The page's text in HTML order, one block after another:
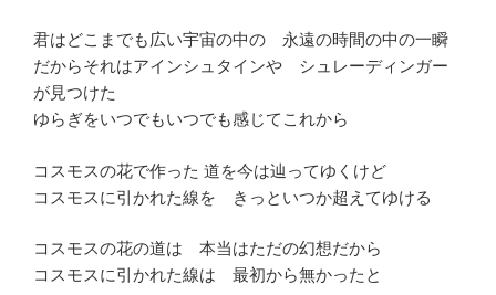
君はどこまでも広い宇宙の中の 永遠の時間の中の一瞬
だからそれはアインシュタインや シュレーディンガー
が見つけた
ゆらぎをいつでもいつでも感じてこれから
コスモスの花で作った 道を今は辿ってゆくけど
コスモスに引かれた線を きっといつか超えてゆける
コスモスの花の道は 本当はただの幻想だから
コスモスに引かれた線は 最初から無かったと